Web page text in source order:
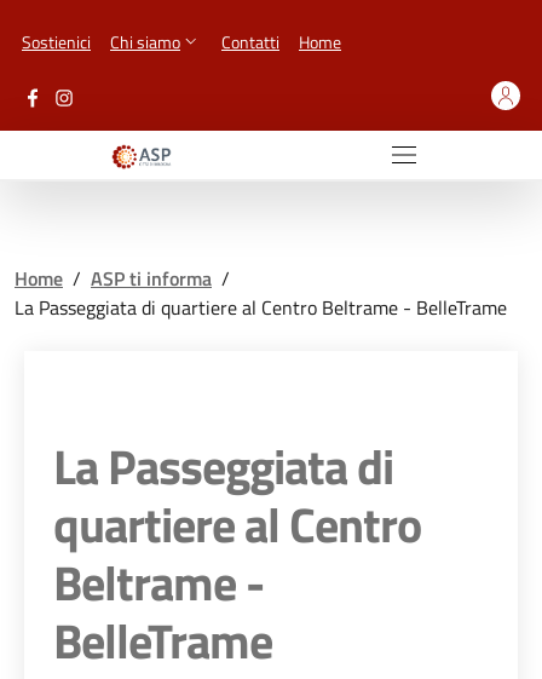
Sostienici Chi siamo Contatti Home
Home / ASP ti informa /
La Passeggiata di quartiere al Centro Beltrame - BelleTrame
La Passeggiata di
quartiere al Centro
Beltrame -
BelleTrame